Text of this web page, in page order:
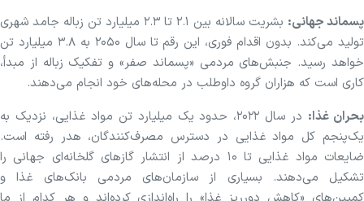
پسماند جهانی:
بشریت سالانه بین ۲.۱ تا ۲.۳ میلیارد تن زباله جامد شهری
تولید می‌کند. بدون اقدام فوری، این رقم تا سال ۲۰۵۰ به ۳.۸ میلیارد تن
خواهد رسید. جنبش‌های مردمی «پسماند صفر» و تفکیک زباله از مبدأ،
کاری است که هزاران گروه داوطلب در محله‌های خود انجام می‌دهند.
بحران غذا:
در سال ۲۰۲۲، حدود یک میلیارد تن مواد غذایی، نزدیک به
یک‌پنجم کل مواد غذایی در دسترس مصرف‌کنندگان، هدر رفته است.
ضایعات مواد غذایی تا ۱۰ درصد از انتشار گازهای گلخانه‌ای جهانی را
تشکیل می‌دهند. بسیاری از سازمان‌های مردمی بانک‌های غذا و